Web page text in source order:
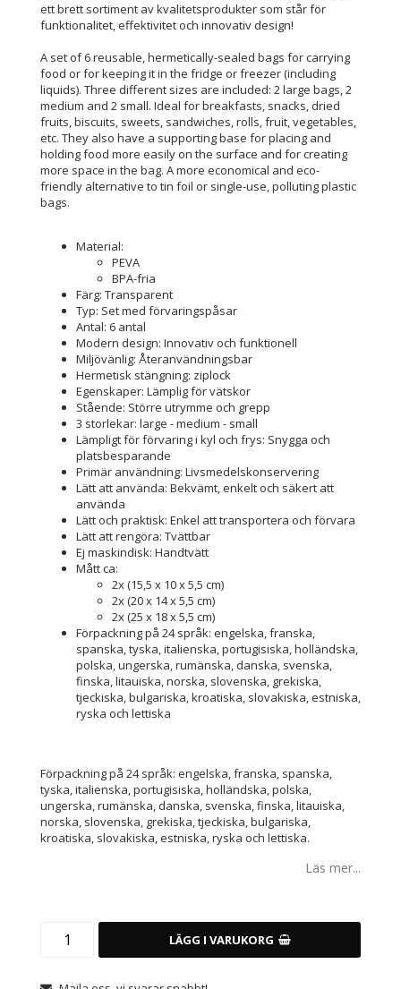
ett brett sortiment av kvalitetsprodukter som står för
funktionalitet, effektivitet och innovativ design!
A set of 6 reusable, hermetically-sealed bags for carrying
food or for keeping it in the fridge or freezer (including
liquids). Three different sizes are included: 2 large bags, 2
medium and 2 small. Ideal for breakfasts, snacks, dried
fruits, biscuits, sweets, sandwiches, rolls, fruit, vegetables,
etc. They also have a supporting base for placing and
holding food more easily on the surface and for creating
more space in the bag. A more economical and eco-
friendly alternative to tin foil or single-use, polluting plastic
bags.
Material:
PEVA
BPA-fria
Färg: Transparent
Typ: Set med förvaringspåsar
Antal: 6 antal
Modern design: Innovativ och funktionell
Miljövänlig: Återanvändningsbar
Hermetisk stängning: ziplock
Egenskaper: Lämplig för vätskor
Stående: Större utrymme och grepp
3 storlekar: large - medium - small
Lämpligt för förvaring i kyl och frys: Snygga och
platsbesparande
Primär användning: Livsmedelskonservering
Lätt att använda: Bekvämt, enkelt och säkert att
använda
Lätt och praktisk: Enkel att transportera och förvara
Lätt att rengöra: Tvättbar
Ej maskindisk: Handtvätt
Mått ca:
2x (15,5 x 10 x 5,5 cm)
2x (20 x 14 x 5,5 cm)
2x (25 x 18 x 5,5 cm)
Förpackning på 24 språk: engelska, franska,
spanska, tyska, italienska, portugisiska, holländska,
polska, ungerska, rumänska, danska, svenska,
finska, litauiska, norska, slovenska, grekiska,
tjeckiska, bulgariska, kroatiska, slovakiska, estniska,
ryska och lettiska
Förpackning på 24 språk: engelska, franska, spanska,
tyska, italienska, portugisiska, holländska, polska,
ungerska, rumänska, danska, svenska, finska, litauiska,
norska, slovenska, grekiska, tjeckiska, bulgariska,
kroatiska, slovakiska, estniska, ryska och lettiska.
Läs mer...
LÄGG I VARUKORG